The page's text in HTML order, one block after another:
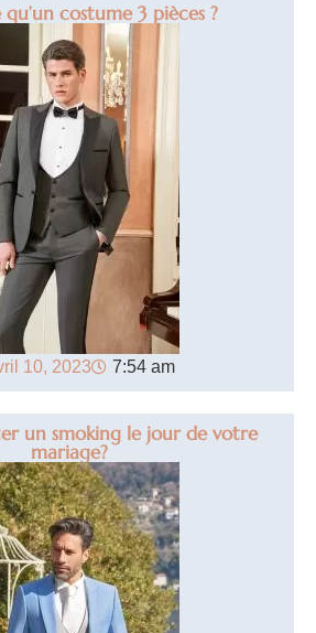
qu’un costume 3 pièces ?
10, 2023 7:54 am
un smoking le jour de votre
mariage?